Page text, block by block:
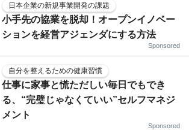
日本企業の新規事業開発の課題
小手先の協業を脱却！オープンイノベー
ションを経営アジェンダにする方法
Sponsored
自分を整えるための健康習慣
仕事に家事と慌ただしい毎日でもでき
る、“完璧じゃなくていい”セルフマネジ
メント
Sponsored